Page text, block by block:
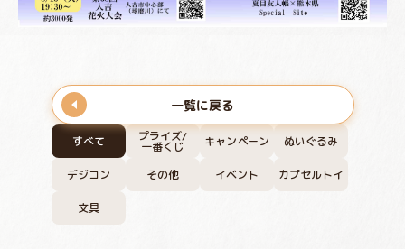
すべて プライズ/
一番くじ キャンペーン ぬいぐるみ
デジコン その他 イベント カプセルトイ
文具
一覧に戻る